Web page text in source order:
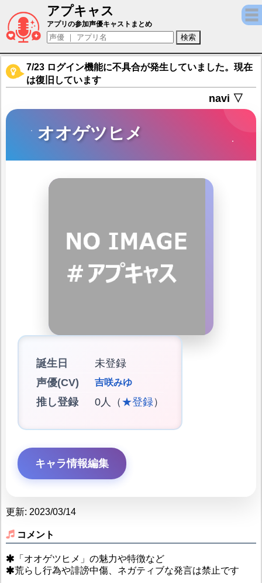
アプキャス
オオゲツヒメ（声優：吉咲みゆ)【ミコノー
アプリの参加声優キャストまとめ
7/23 ログイン機能に不具合が発生していました。現在
は復旧しています
navi ▽
オオゲツヒメ
誕生日
未登録
声優(CV)
吉咲みゆ
推し登録 0人（ ★登録）
キャラ情報編集
更新: 2023/03/14
コメント
「オオゲツヒメ」の魅力や特徴など
荒らし行為や誹謗中傷、ネガティブな発言は禁止です